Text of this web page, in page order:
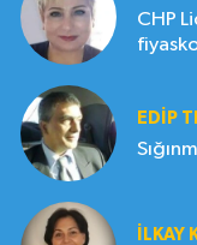
CHP
EDIP
İLKAY